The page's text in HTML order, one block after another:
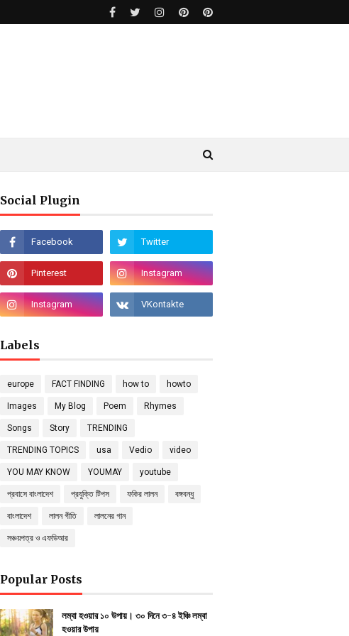
Social Plugin
Labels
europe FACT FINDING how to howto
Images My Blog Poem Rhymes
Songs Story TRENDING
TRENDING TOPICS usa Vedio video
YOU MAY KNOW YOUMAY youtube
প্রবাসে বাংলাদেশ প্রযুক্তি টিপস ফকির লালন বঙ্গবন্ধু
বাংলাদেশ লালন গীতি লালনের গান
সঞ্চয়পত্র ও এফডিআর
Popular Posts
লম্বা হওয়ার ১০ উপায়। ৩০ দিনে ৩-৪ ইঞ্চি লম্বা
হওয়ার উপায়